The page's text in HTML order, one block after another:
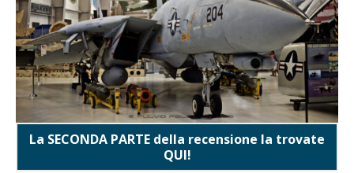
La SECONDA PARTE della recensione la trovate
QUI!